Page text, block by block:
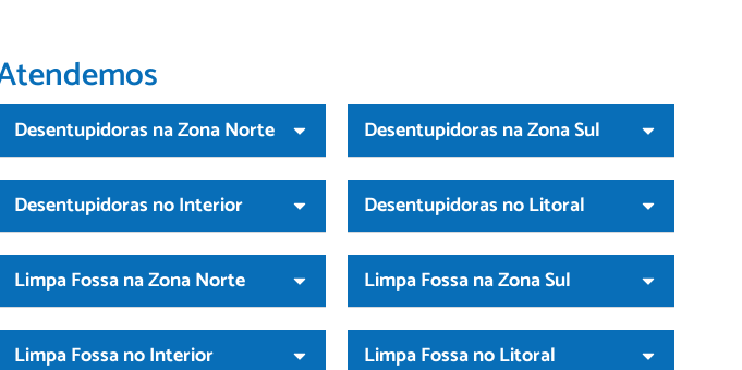
Desentupidoras na Zona Norte Desentupidoras na Zona Sul
Desentupidoras no Interior Desentupidoras no Litoral
Limpa Fossa na Zona Norte Limpa Fossa na Zona Sul
Limpa Fossa no Interior Limpa Fossa no Litoral